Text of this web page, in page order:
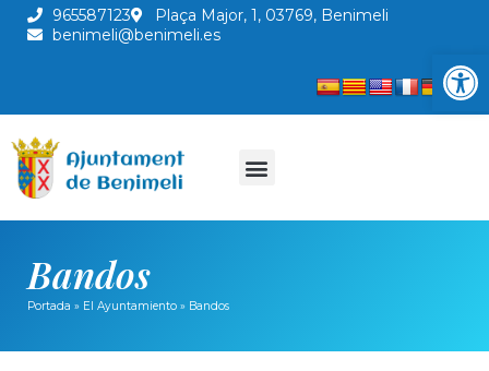
965587123
Plaça Major, 1, 03769, Benimeli
benimeli@benimeli.es
Bandos
Portada » El Ayuntamiento » Bandos